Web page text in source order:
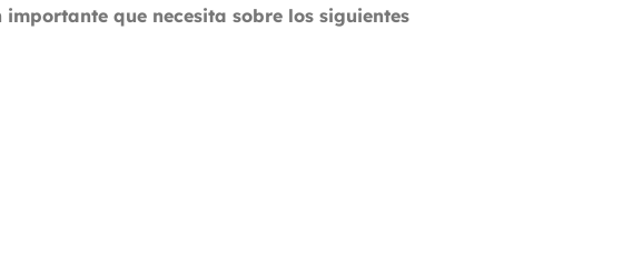
que necesita sobre los siguientes